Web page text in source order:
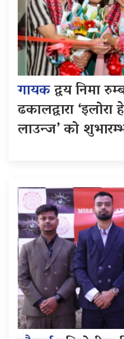
गायकद्वय निमा
ढकालद्वारा
लाउन्ज’ को